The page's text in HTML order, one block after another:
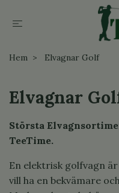
Hem Elvagnar Golf
Elvagnar
Största
TeeTime.
En elektrisk golfvagn
vill ha en bekvämare